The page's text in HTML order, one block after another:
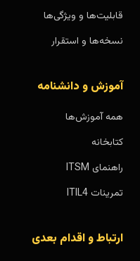
قابلیت‌ها و ویژگی‌ها
نسخه‌ها و استقرار
آموزش و دانشنامه
همه آموزش‌ها
کتابخانه
راهنمای ITSM
تمرینات ITIL4
ارتباط و اقدام بعدی